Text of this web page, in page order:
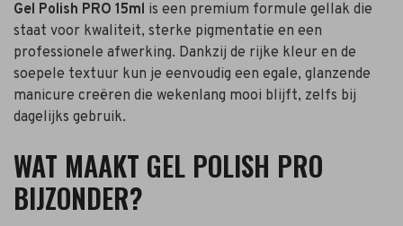
Gel Polish PRO 15ml is een premium formule gellak die
staat voor kwaliteit, sterke pigmentatie en een
professionele afwerking. Dankzij de rijke kleur en de
soepele textuur kun je eenvoudig een egale, glanzende
manicure creëren die wekenlang mooi blijft, zelfs bij
dagelijks gebruik.
WAT MAAKT GEL POLISH PRO
BIJZONDER?